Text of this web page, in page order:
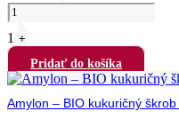
1 +
Pridať do košíka
Amylon – BIO kukuričný